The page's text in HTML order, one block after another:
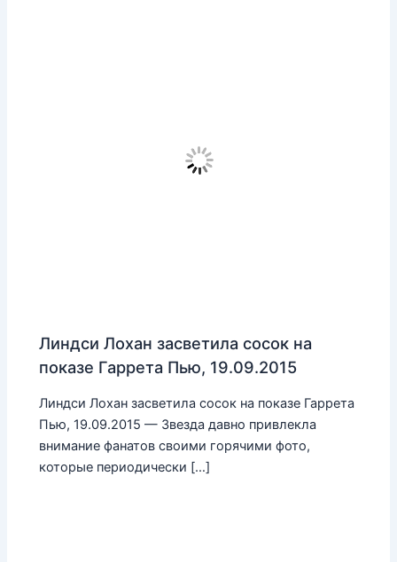
Линдси Лохан засветила сосок на
показе Гаррета Пью, 19.09.2015
Линдси Лохан засветила сосок на показе Гаррета
Пью, 19.09.2015 — Звезда давно привлекла
внимание фанатов своими горячими фото,
которые периодически […]